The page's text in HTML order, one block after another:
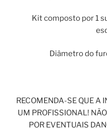
Kit composto por 1
Diâmetro do
RECOMENDA-SE QUE A
UM PROFISSIONAL!
POR EVENTUAIS